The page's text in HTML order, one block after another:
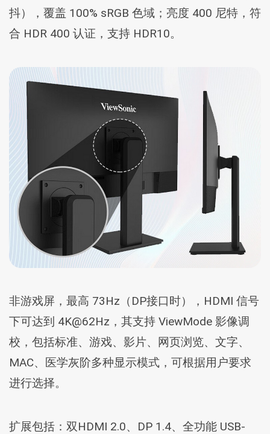
抖），覆盖 100% sRGB 色域；亮度 400 尼特，符
合 HDR 400 认证，支持 HDR10。
非游戏屏，最高 73Hz（DP接口时），HDMI 信号
下可达到 4K@62Hz，其支持 ViewMode 影像调
校，包括标准、游戏、影片、网页浏览、文字、
MAC、医学灰阶多种显示模式，可根据用户要求
进行选择。
扩展包括：双HDMI 2.0、DP 1.4、全功能 USB-